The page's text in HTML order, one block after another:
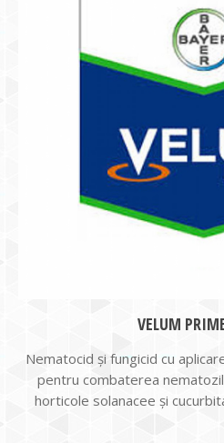
VELUM
Nematocid şi fungicid cu
pentru combaterea
horticole solanacee şi